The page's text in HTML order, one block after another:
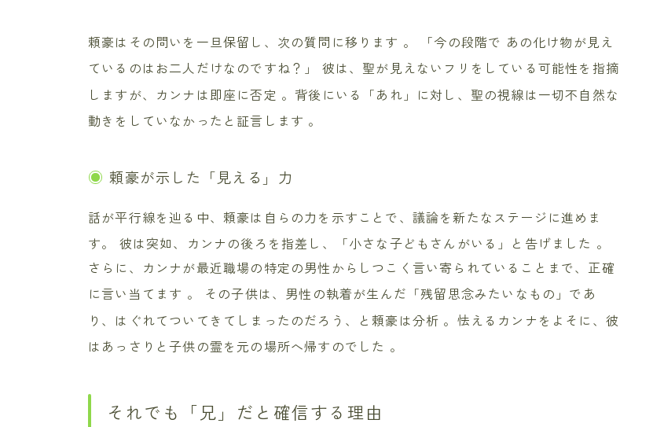
頼豪はその問いを一旦保留し、次の質問に移ります 。 「今の段階で あの化け物が見え
ているのはお二人だけなのですね？」 彼は、聖が見えないフリをしている可能性を指摘
しますが、カンナは即座に否定 。背後にいる「あれ」に対し、聖の視線は一切不自然な
動きをしていなかったと証言します 。
頼豪が示した「見える」力
話が平行線を辿る中、頼豪は自らの力を示すことで、議論を新たなステージに進めま
す。 彼は突如、カンナの後ろを指差し、「小さな子どもさんがいる」と告げました 。
さらに、カンナが最近職場の特定の男性からしつこく言い寄られていることまで、正確
に言い当てます 。 その子供は、男性の執着が生んだ「残留思念みたいなもの」であ
り、はぐれてついてきてしまったのだろう、と頼豪は分析 。怯えるカンナをよそに、彼
はあっさりと子供の霊を元の場所へ帰すのでした 。
それでも「兄」だと確信する理由